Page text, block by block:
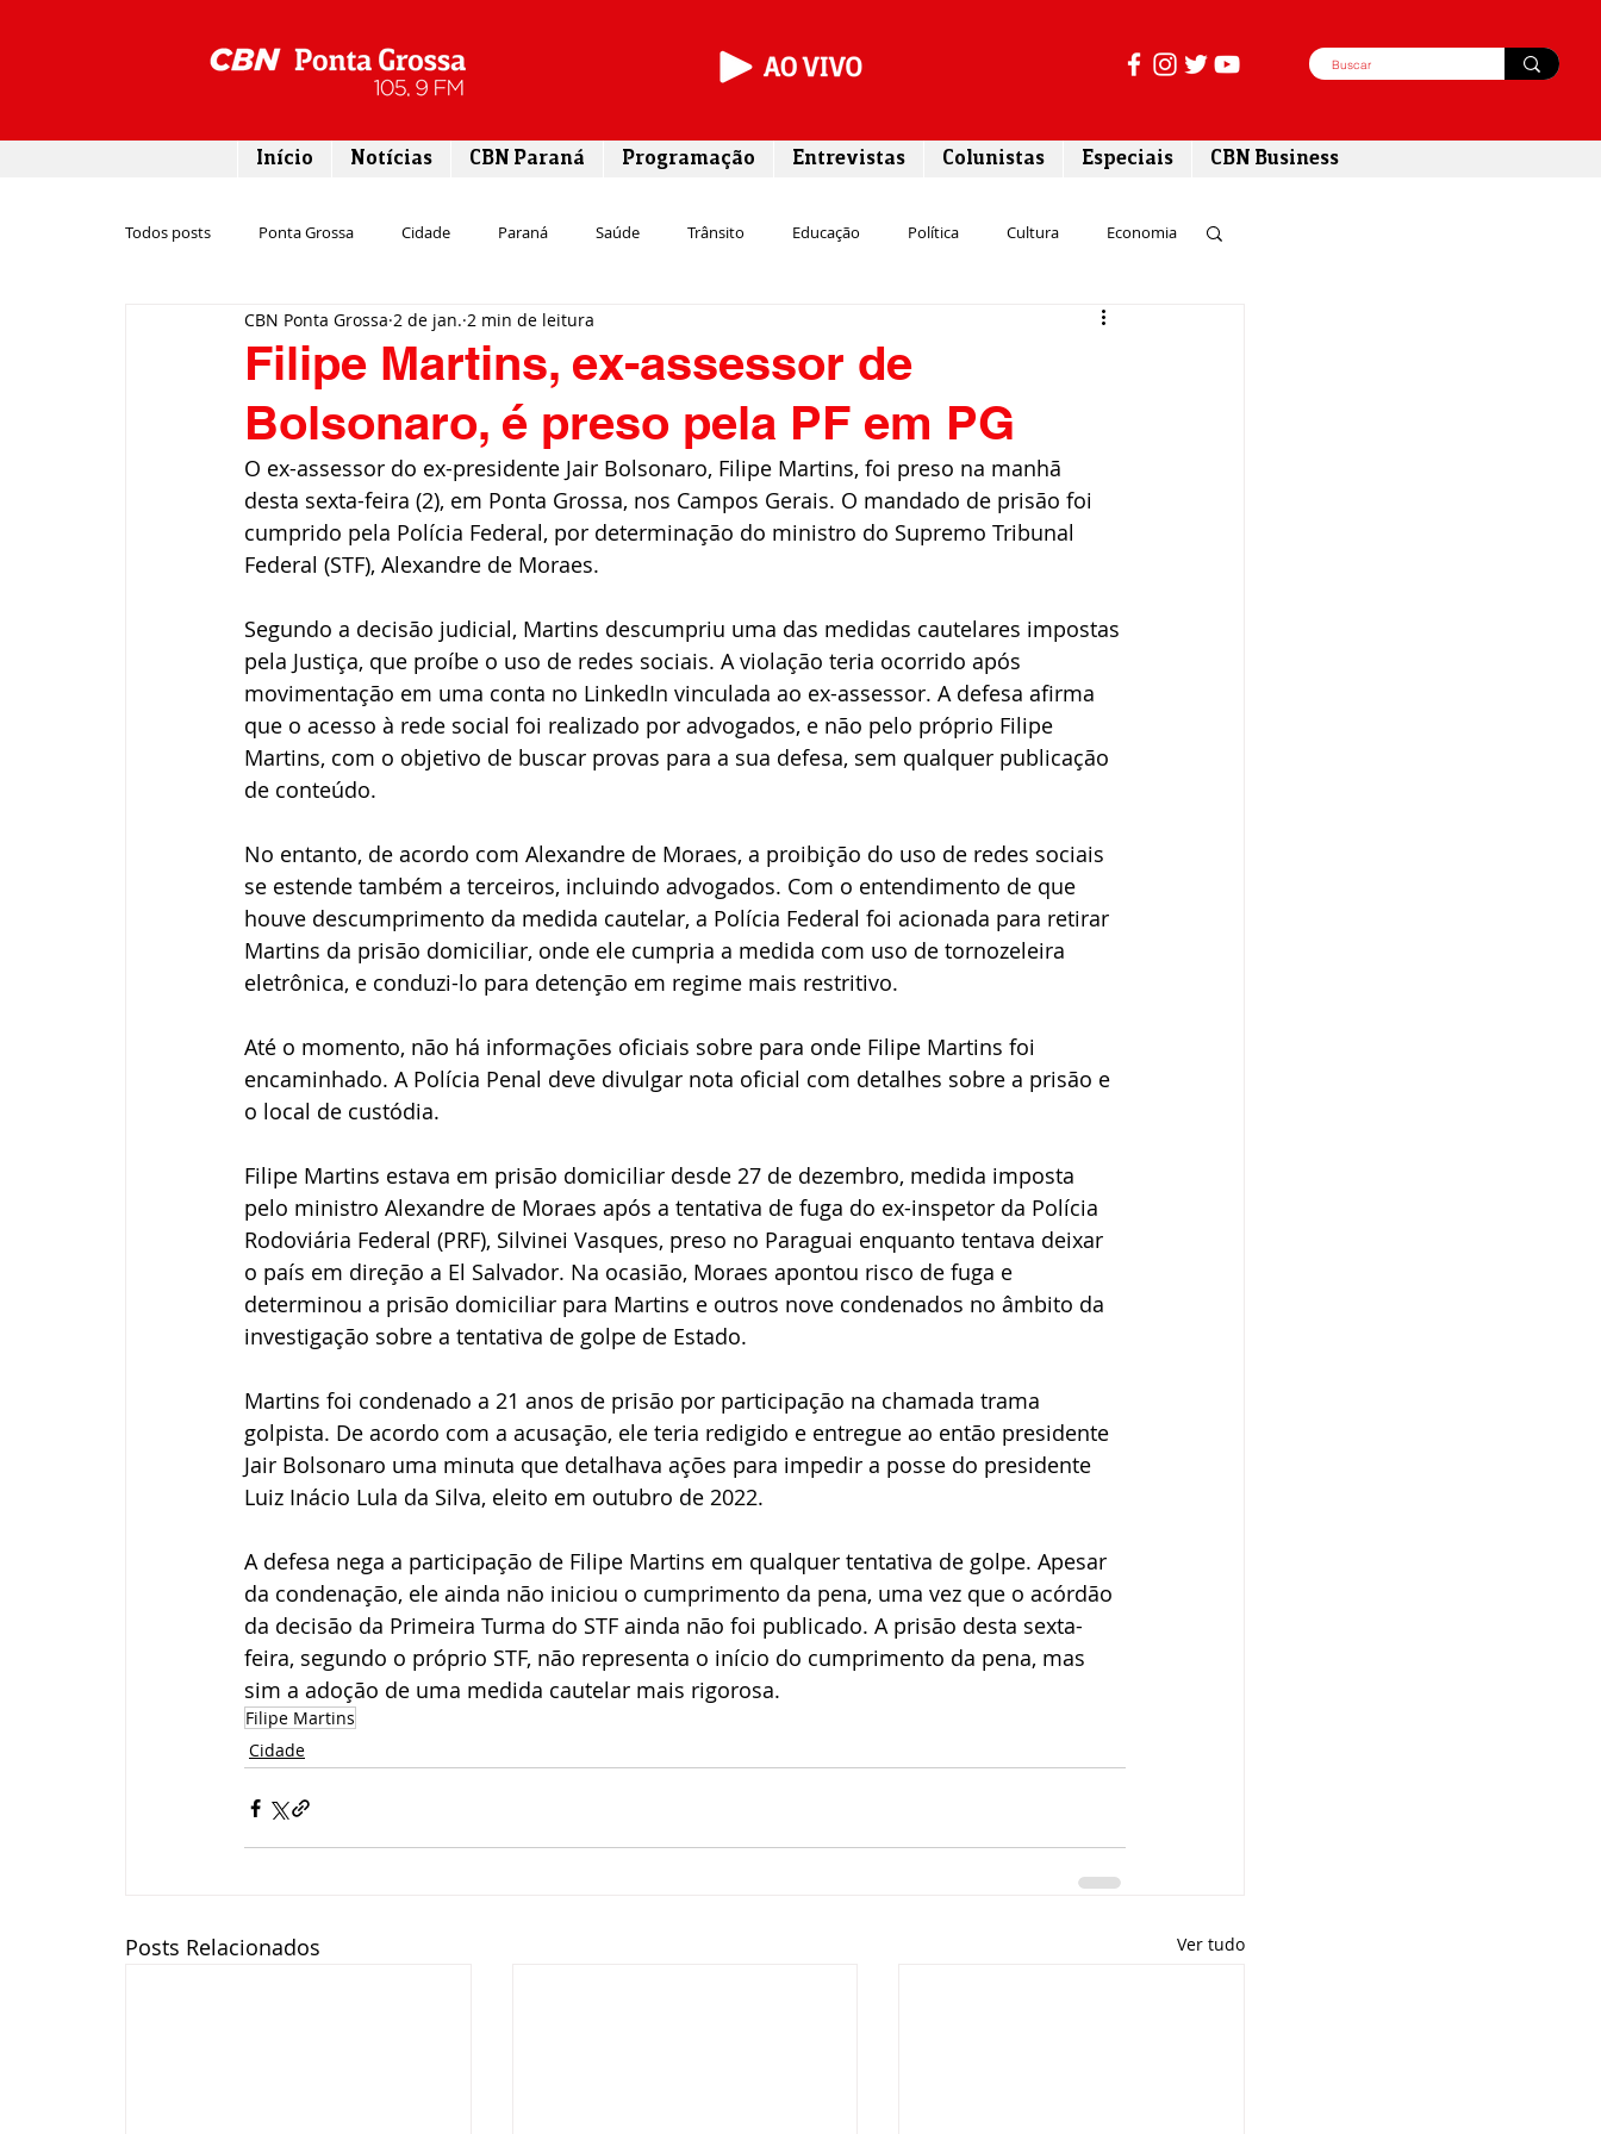
Início Notícias CBN Paraná Programação Entrevistas Colunistas Especiais CBN Business
Todos posts Ponta Grossa Cidade Paraná Saúde Trânsito Educação Política Cultura Economia
Emprego Campos Gerais Segurança
Rodovias Agronegócio Meio ambiente Comunicação Empreendedorismo
Polícia
Filipe Martins, ex-assessor de
Bolsonaro, é preso pela PF em PG
CBN Ponta Grossa 2 de jan. 2 min de leitura
O ex-assessor do ex-presidente Jair Bolsonaro, Filipe Martins, foi preso na manhã
desta sexta-feira (2), em Ponta Grossa, nos Campos Gerais. O mandado de prisão foi
cumprido pela Polícia Federal, por determinação do ministro do Supremo Tribunal
Federal (STF), Alexandre de Moraes.
Segundo a decisão judicial, Martins descumpriu uma das medidas cautelares impostas
pela Justiça, que proíbe o uso de redes sociais. A violação teria ocorrido após
movimentação em uma conta no LinkedIn vinculada ao ex-assessor. A defesa afirma
que o acesso à rede social foi realizado por advogados, e não pelo próprio Filipe
Martins, com o objetivo de buscar provas para a sua defesa, sem qualquer publicação
de conteúdo.
No entanto, de acordo com Alexandre de Moraes, a proibição do uso de redes sociais
se estende também a terceiros, incluindo advogados. Com o entendimento de que
houve descumprimento da medida cautelar, a Polícia Federal foi acionada para retirar
Martins da prisão domiciliar, onde ele cumpria a medida com uso de tornozeleira
eletrônica, e conduzi-lo para detenção em regime mais restritivo.
Até o momento, não há informações oficiais sobre para onde Filipe Martins foi
encaminhado. A Polícia Penal deve divulgar nota oficial com detalhes sobre a prisão e
o local de custódia.
Filipe Martins estava em prisão domiciliar desde 27 de dezembro, medida imposta
pelo ministro Alexandre de Moraes após a tentativa de fuga do ex-inspetor da Polícia
Rodoviária Federal (PRF), Silvinei Vasques, preso no Paraguai enquanto tentava deixar
o país em direção a El Salvador. Na ocasião, Moraes apontou risco de fuga e
determinou a prisão domiciliar para Martins e outros nove condenados no âmbito da
investigação sobre a tentativa de golpe de Estado.
Martins foi condenado a 21 anos de prisão por participação na chamada trama
golpista. De acordo com a acusação, ele teria redigido e entregue ao então presidente
Jair Bolsonaro uma minuta que detalhava ações para impedir a posse do presidente
Luiz Inácio Lula da Silva, eleito em outubro de 2022.
A defesa nega a participação de Filipe Martins em qualquer tentativa de golpe. Apesar
da condenação, ele ainda não iniciou o cumprimento da pena, uma vez que o acórdão
da decisão da Primeira Turma do STF ainda não foi publicado. A prisão desta sexta-
feira, segundo o próprio STF, não representa o início do cumprimento da pena, mas
sim a adoção de uma medida cautelar mais rigorosa.
Filipe Martins
Cidade
Posts Relacionados Ver tudo